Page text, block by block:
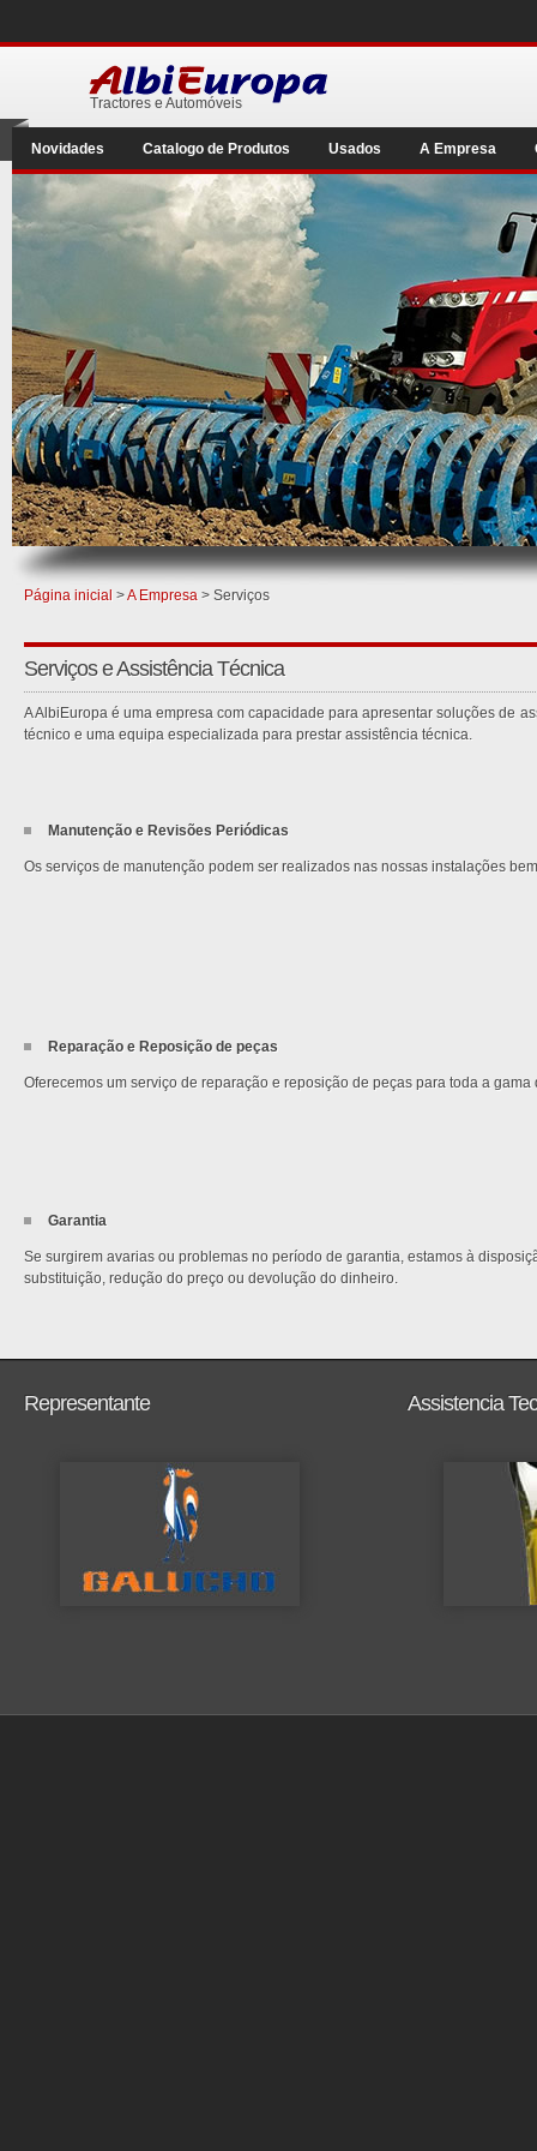
Tractores e Automóveis
Novidades Catalogo de Produtos Usados A Empresa
Página inicial >A Empresa > Serviços
Serviços e Assistência Técnica
A AlbiEuropa é uma empresa com capacidade para apresentar soluções de
técnico e uma equipa especializada para prestar assistência técnica.
Manutenção e Revisões Periódicas
Os serviços de manutenção podem ser realizados nas nossas instalações
Reparação e Reposição de peças
Oferecemos um serviço de reparação e reposição de peças para toda a gama
Garantia
Se surgirem avarias ou problemas no período de garantia, estamos à
substituição, redução do preço ou devolução do dinheiro.
Representante Assistencia